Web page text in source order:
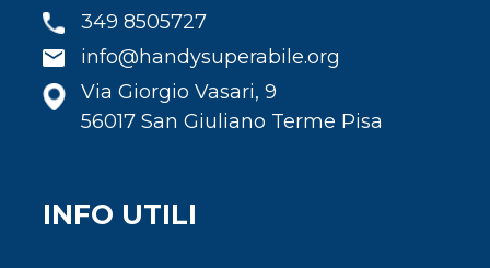
349 8505727
info@handysuperabile.org
Via Giorgio Vasari, 9
56017 San Giuliano Terme Pisa
INFO UTILI